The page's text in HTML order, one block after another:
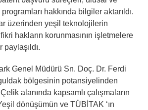
hakkında bilgiler aktarıldı.
üzerinden yeşil teknolojilerin
hakların korunmasının işletmelere
paylaşıldı.
Genel Müdürü Sn. Doç. Dr. Ferdi
bölgesinin potansiyelinden
alanında kapsamlı çalışmaların
dönüşümün ve TÜBİTAK ‘ın